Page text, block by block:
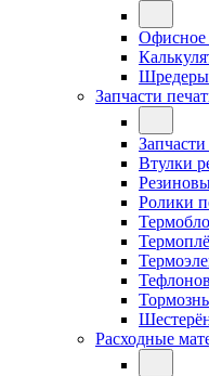
Офисное
Шредеры
Запчасти
Втулки
Ролики
Расходные